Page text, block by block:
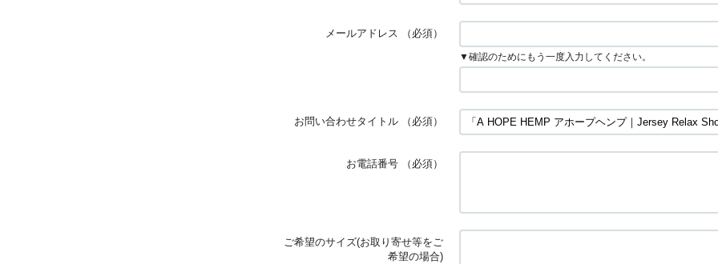
メールアドレス （必須）
▼確認のためにもう一度入力してください。
お問い合わせタイトル （必須）
お電話番号 （必須）
ご希望のサイズ(お取り寄せ等をご
希望の場合)